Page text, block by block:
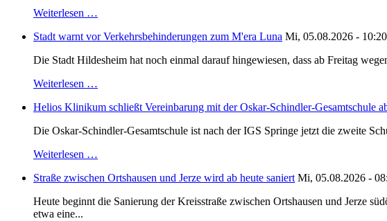
Weiterlesen …
Stadt warnt vor Verkehrsbehinderungen zum M'era Luna Mi, 05.08.2026 - 10:20
Die Stadt Hildesheim hat noch einmal darauf hingewiesen, dass ab Freitag
Weiterlesen …
Helios Klinikum schließt Vereinbarung mit der Oskar-Schindler-Gesamtschule
Die Oskar-Schindler-Gesamtschule ist nach der IGS Springe jetzt die zweite
Weiterlesen …
Straße zwischen Ortshausen und Jerze wird ab heute saniert Mi, 05.08.2026 -
Heute beginnt die Sanierung der Kreisstraße zwischen Ortshausen und Jerze
etwa eine...